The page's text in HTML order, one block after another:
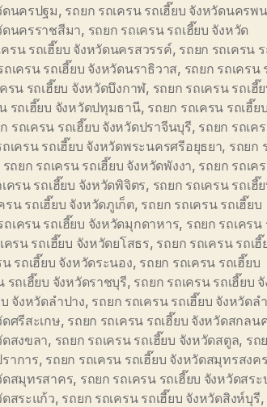
ดนครปฐม, รถยก รถเครน รถเฮี๊ยบ จังหวัดนครพ
ดนครราชสีมา, รถยก รถเครน รถเฮี๊ยบ จังหวัด
ครน รถเฮี๊ยบ จังหวัดนครสวรรค์, รถยก รถเครน
ถเครน รถเฮี๊ยบ จังหวัดนราธิวาส, รถยก รถเครน
รน รถเฮี๊ยบ จังหวัดบึงกาฬ, รถยก รถเครน รถเฮี๊
รถเฮี๊ยบ จังหวัดปทุมธานี, รถยก รถเครน รถเฮี๊ยบ
รถเครน รถเฮี๊ยบ จังหวัดปราจีนบุรี, รถยก รถเค
เครน รถเฮี๊ยบ จังหวัดพระนครศรีอยุธยา, รถยก
รถยก รถเครน รถเฮี๊ยบ จังหวัดพังงา, รถยก รถเค
ครน รถเฮี๊ยบ จังหวัดพิจิตร, รถยก รถเครน รถเฮี๊
รน รถเฮี๊ยบ จังหวัดภูเก็ต, รถยก รถเครน รถเฮี๊ยบ
ถเครน รถเฮี๊ยบ จังหวัดมุกดาหาร, รถยก รถเครน
ครน รถเฮี๊ยบ จังหวัดยโสธร, รถยก รถเครน รถเฮี๊
รถเฮี๊ยบ จังหวัดระนอง, รถยก รถเครน รถเฮี๊ยบ
รถเฮี๊ยบ จังหวัดราชบุรี, รถยก รถเครน รถเฮี๊ยบ
จังหวัดลำปาง, รถยก รถเครน รถเฮี๊ยบ จังหวัดล
ศรีสะเกษ, รถยก รถเครน รถเฮี๊ยบ จังหวัดสกลน
ดสงขลา, รถยก รถเครน รถเฮี๊ยบ จังหวัดสตูล, รถ
าการ, รถยก รถเครน รถเฮี๊ยบ จังหวัดสมุทรสงค
ดสมุทรสาคร, รถยก รถเครน รถเฮี๊ยบ จังหวัดสระ
ดสระแก้ว, รถยก รถเครน รถเฮี๊ยบ จังหวัดสิงห์บุรี,